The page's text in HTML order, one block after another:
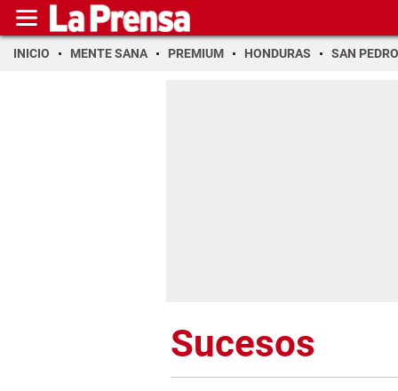
INICIO MENTE SANA PREMIUM HONDURAS SAN PEDRO
Sucesos